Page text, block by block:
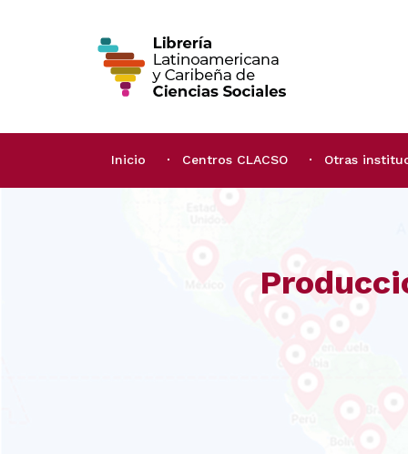
Inicio Centros CLACSO Otras